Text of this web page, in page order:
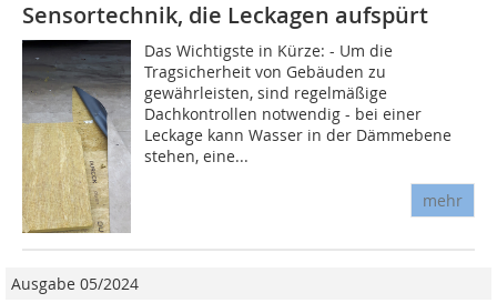
Sensortechnik, die Leckagen aufspürt
Das Wichtigste in Kürze: - Um die
Tragsicherheit von Gebäuden zu
gewährleisten, sind regelmäßige
Dachkontrollen notwendig - bei einer
Leckage kann Wasser in der Dämmebene
stehen, eine...
mehr
Ausgabe 05/2024